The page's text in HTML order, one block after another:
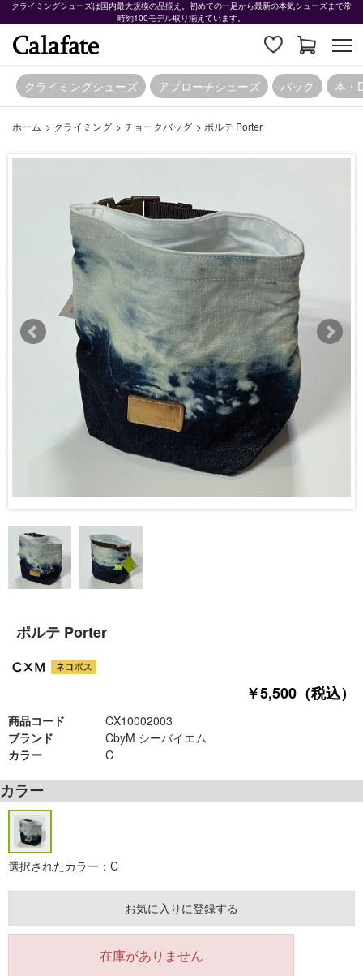
クライミングシューズは国内最大規模の品揃え。初めての一足から最新の本気シューズまで常
時約100モデル取り揃えています。
クライミングシューズ アプローチシューズ パック 本・
ホーム > クライミング > チョークバッグ > ポルテ Porter
ポルテ Porter
￥5,500（税込）
商品コード
CX10002003
ブランド
CbyM シーバイエム
カラー
C
カラー
選択されたカラー：C
お気に入りに登録する
在庫がありません